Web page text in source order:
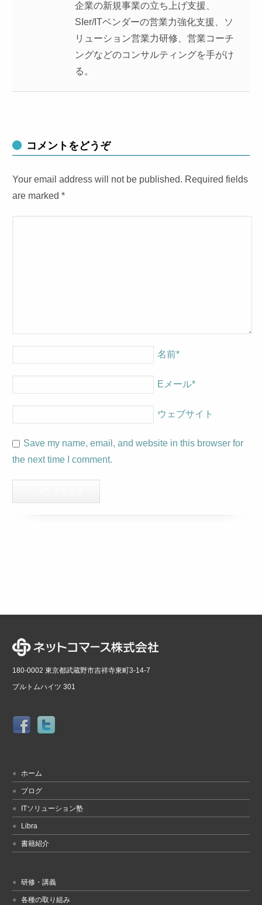
企業の新規事業の立ち上げ支援、
SIer/ITベンダーの営業力強化支援、ソ
リューション営業力研修、営業コーチ
ングなどのコンサルティングを手がけ
る。
コメントをどうぞ
Your email address will not be published. Required fields
are marked*
名前*
Eメール*
ウェブサイト
Save my name, email, and website in this browser for
the next time I comment.
180-0002 東京都武蔵野市吉祥寺東町3-14-7
プルトムハイツ 301
ホーム
ブログ
ITソリューション塾
Libra
書籍紹介
研修・講義
各種の取り組み